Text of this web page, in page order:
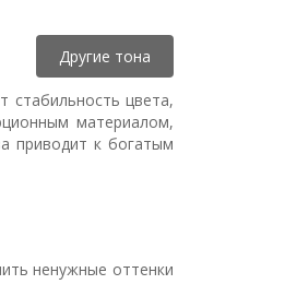
Другие тона
стабильность цвета,
материалом,
приводит к богатым
ненужные оттенки